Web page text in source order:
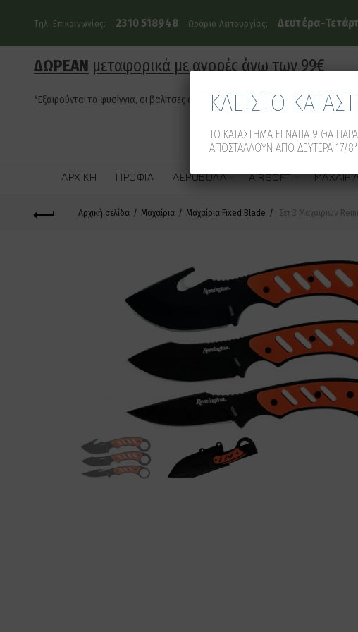
Τηλ. Επικοινωνίας: 2310 518948 Ωράριο Λειτουργίας: Δευτέρα-
ΔΩΡΕΑΝ μεταφορικά με αγορές άνω των 99€
*Εξαιρούνται τα φυσίγγια, οι βαλίτσες όπλων και τα οπλοκιβώτια
ΑΡΧΙΚΉ ΠΡΟΦΊΛ ΑΕΡΟΒΌΛΑ AIRSOFT
Αρχική σελίδα Μαχαίρια Μαχαίρια Fixed Blade Σετ 3 Μαχαιριών
ΚΛΕΙΣΤΟ
ΤΟ ΚΑΤΑΣΤΗΜΑ ΕΓΝΑΤΙΑ 9 ΘΑ
ΑΠΟΣΤΑΛΛΟΥΝ ΑΠΟ ΔΕΥΤΕΡΑ 17/8*